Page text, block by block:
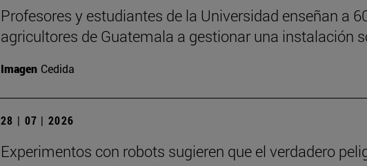
Profesores y estudiantes de la Universidad enseñan a
agricultores de Guatemala a gestionar una instalación
Imagen Cedida
28 | 07 | 2026
Experimentos con robots sugieren que el verdadero